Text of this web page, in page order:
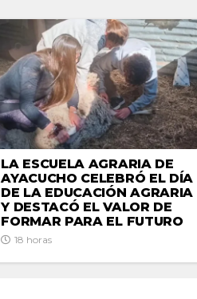
LA ESCUELA AGRARIA DE
AYACUCHO CELEBRÓ EL DÍA
DE LA EDUCACIÓN AGRARIA
Y DESTACÓ EL VALOR DE
FORMAR PARA EL FUTURO
18 horas